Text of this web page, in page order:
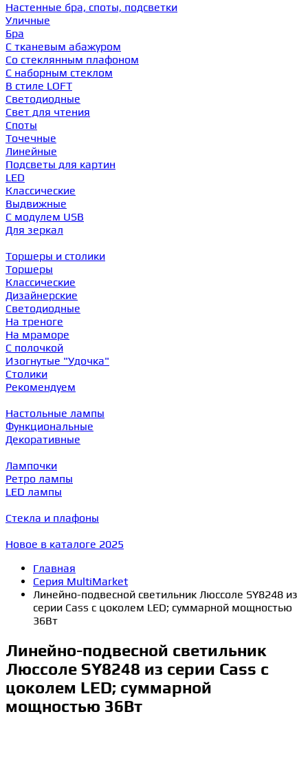
Настенные бра, споты, подсветки
Уличные
Бра
С тканевым абажуром
Со стеклянным плафоном
С наборным стеклом
В стиле LOFT
Светодиодные
Свет для чтения
Споты
Точечные
Линейные
Подсветы для картин
LED
Классические
Выдвижные
С модулем USB
Для зеркал
Торшеры и столики
Торшеры
Классические
Дизайнерские
Светодиодные
На треноге
На мраморе
С полочкой
Изогнутые "Удочка"
Столики
Рекомендуем
Настольные лампы
Функциональные
Декоративные
Лампочки
Ретро лампы
LED лампы
Стекла и плафоны
Новое в каталоге 2025
Главная
Серия MultiMarket
Линейно-подвесной светильник Люссоле SY8248 из
серии Cass с цоколем LED; суммарной мощностью
36Вт
Линейно-подвесной светильник
Люссоле SY8248 из серии Cass с
цоколем LED; суммарной
мощностью 36Вт